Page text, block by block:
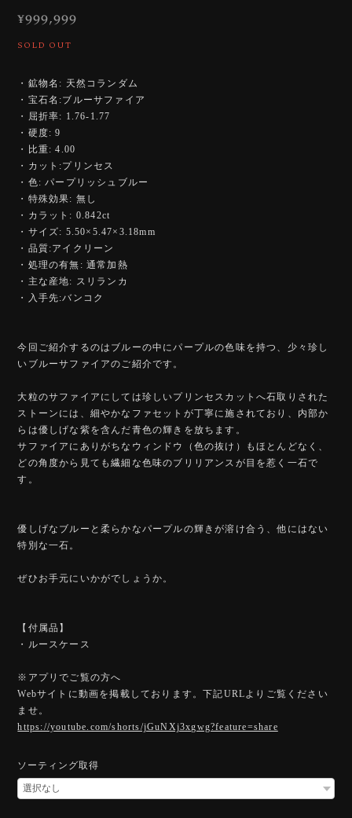
¥999,999
SOLD OUT
・鉱物名: 天然コランダム
・宝石名:ブルーサファイア
・屈折率: 1.76-1.77
・硬度: 9
・比重: 4.00
・カット:プリンセス
・色: パープリッシュブルー
・特殊効果: 無し
・カラット: 0.842ct
・サイズ: 5.50×5.47×3.18mm
・品質:アイクリーン
・処理の有無: 通常加熱
・主な産地: スリランカ
・入手先:バンコク
今回ご紹介するのはブルーの中にパープルの色味を持つ、少々珍し
いブルーサファイアのご紹介です。
大粒のサファイアにしては珍しいプリンセスカットへ石取りされた
ストーンには、細やかなファセットが丁寧に施されており、内部か
らは優しげな紫を含んだ青色の輝きを放ちます。
サファイアにありがちなウィンドウ（色の抜け）もほとんどなく、
どの角度から見ても繊細な色味のブリリアンスが目を惹く一石で
す。
優しげなブルーと柔らかなパープルの輝きが溶け合う、他にはない
特別な一石。
ぜひお手元にいかがでしょうか。
【付属品】
・ルースケース
※アプリでご覧の方へ
Webサイトに動画を掲載しております。下記URLよりご覧ください
ませ。
https://youtube.com/shorts/jGuNXj3xgwg?feature=share
ソーティング取得